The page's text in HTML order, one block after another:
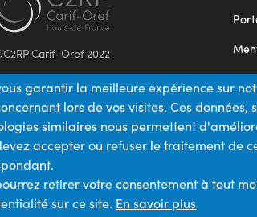
Carif-Oref 2022
garantir la meilleure expérience sur
lors de vos visites. Ces données,
similaires nous permettent
accepter ou refuser le traitement de
retirer votre consentement à tout
sur ce site. En savoir plus